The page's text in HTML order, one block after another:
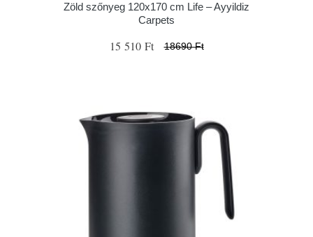
Zöld szőnyeg 120x170 cm Life – Ayyildiz
Carpets
15 510 Ft 18690 Ft